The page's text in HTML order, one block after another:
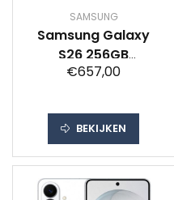
SAMSUNG
Samsung Galaxy
S26 256GB
Donkerblauw 5G
€657,00
BEKIJKEN